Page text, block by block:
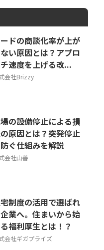
ービスについて
いただけます！
み可能
無料
ドの商談化率が上が
い原因とは？アプロ
速度を上げる改...
会社Brizzy
の設備停止による損
原因とは？突発停止
ぐ仕組みを解説
会社山善
制度の活用で選ばれ
業へ。住まいから始
福利厚生とは！？
会社ギガプライズ